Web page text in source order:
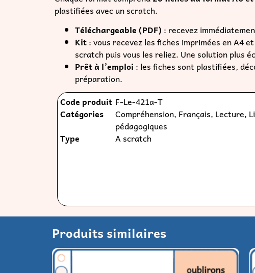
Code produit F-Le-421a-T
Catégories
Compréhension Français Lecture
pédagogiques
Type
A scratch
Produits similaires